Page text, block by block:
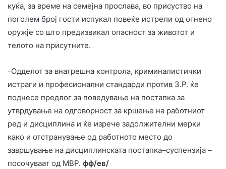
куќа, за време на семејна прослава, во присуство на
поголем број гости испукал повеќе истрели од огнено
оружје со што предизвикал опасност за животот и
телото на присутните.
-Одделот за внатрешна контрола, криминалистички
истраги и професионални стандарди против З.Р. ќе
поднесе предлог за поведување на постапка за
утврдување на одговорност за кршење на работниот
ред и дисциплина и ќе изрече задолжителни мерки
како и отстранување од работното место до
завршување на дисциплинската постапка–суспензија –
посочуваат од МВР. фф/ев/